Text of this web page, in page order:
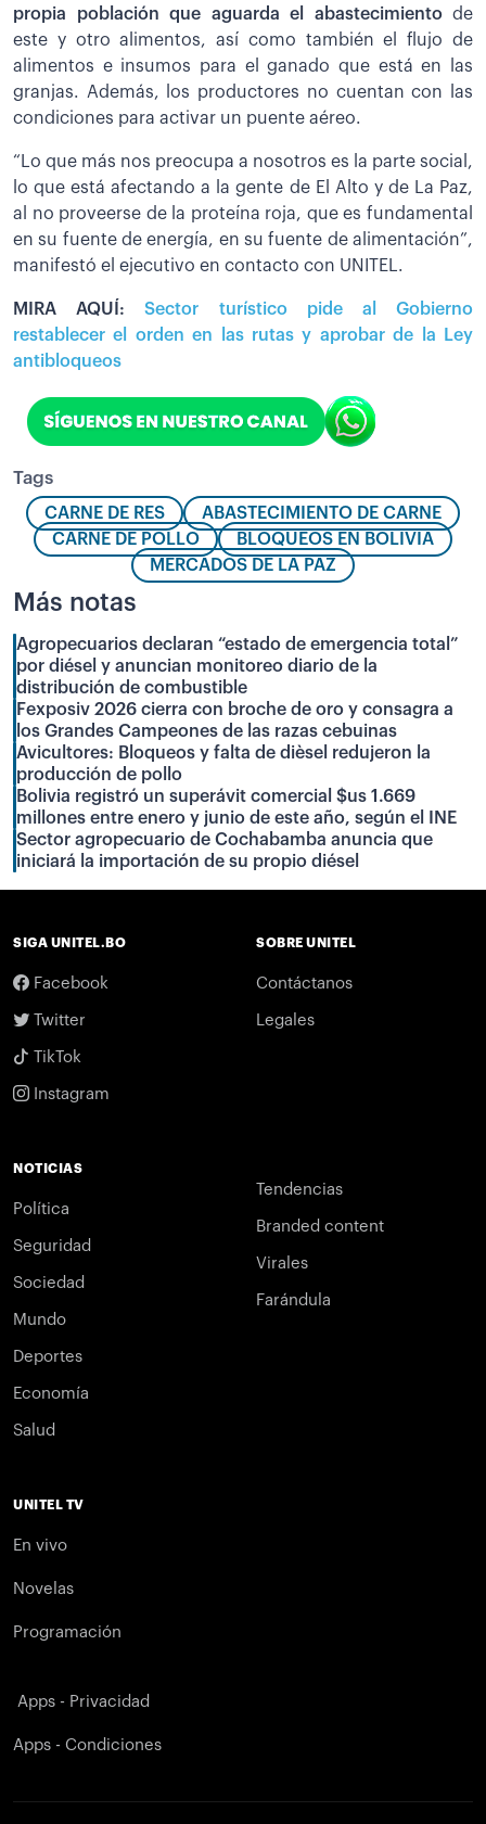
propia población que aguarda el abastecimiento de
este y otro alimentos, así como también el flujo de
alimentos e insumos para el ganado que está en las
granjas. Además, los productores no cuentan con las
condiciones para activar un puente aéreo.
“Lo que más nos preocupa a nosotros es la parte social,
lo que está afectando a la gente de El Alto y de La Paz,
al no proveerse de la proteína roja, que es fundamental
en su fuente de energía, en su fuente de alimentación”,
manifestó el ejecutivo en contacto con UNITEL.
MIRA AQUÍ:Sector turístico pide al Gobierno
restablecer el orden en las rutas y aprobar de la Ley
antibloqueos
Tags
CARNE DE RES
ABASTECIMIENTO DE CARNE
CARNE DE POLLO
BLOQUEOS EN BOLIVIA
MERCADOS DE LA PAZ
Más notas
Agropecuarios declaran “estado de emergencia total”
por diésel y anuncian monitoreo diario de la
distribución de combustible
Fexposiv 2026 cierra con broche de oro y consagra a
los Grandes Campeones de las razas cebuinas
Avicultores: Bloqueos y falta de dièsel redujeron la
producción de pollo
Bolivia registró un superávit comercial $us 1.669
millones entre enero y junio de este año, según el INE
Sector agropecuario de Cochabamba anuncia que
iniciará la importación de su propio diésel
SIGA UNITEL.BO
Facebook
Twitter
TikTok
Instagram
SOBRE UNITEL
Contáctanos
Legales
NOTICIAS
Política
Seguridad
Sociedad
Mundo
Deportes
Economía
Salud
Tendencias
Branded content
Virales
Farándula
UNITEL TV
En vivo
Novelas
Programación
Apps - Privacidad
Apps - Condiciones